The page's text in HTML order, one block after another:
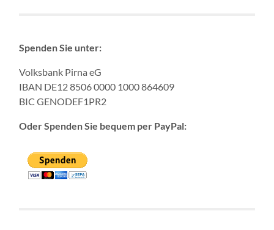
Spenden Sie unter:
Volksbank Pirna eG
IBAN DE12 8506 0000 1000 864609
BIC GENODEF1PR2
Oder Spenden Sie bequem per PayPal: